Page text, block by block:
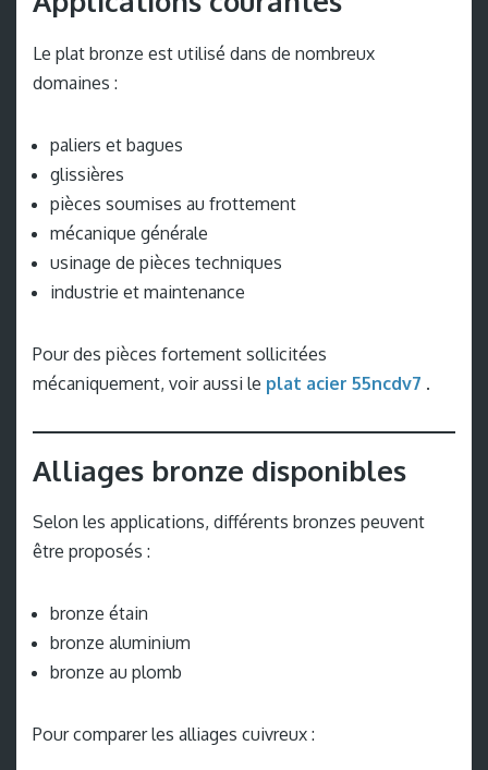
Le plat bronze est utilisé dans de nombreux
domaines :
paliers et bagues
glissières
pièces soumises au frottement
mécanique générale
usinage de pièces techniques
industrie et maintenance
Pour des pièces fortement sollicitées
mécaniquement, voir aussi le plat acier 55ncdv7 .
Alliages bronze disponibles
Selon les applications, différents bronzes peuvent
être proposés :
bronze étain
bronze aluminium
bronze au plomb
Pour comparer les alliages cuivreux :